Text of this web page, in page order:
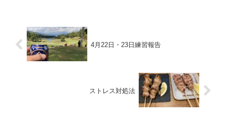
4月22日・23日練習報告
ストレス対処法